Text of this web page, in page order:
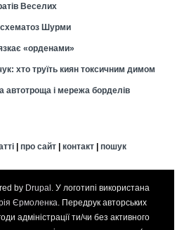
Веселих
схематоз Шурми
«орденами»
хто труїть киян токсичним димом
автотроща і мережа борделів
| про сайт| контакт| пошук
by Drupal . У логотипі використана
Єрмоленка . Передрук авторських
адміністрації ти/чи без активного